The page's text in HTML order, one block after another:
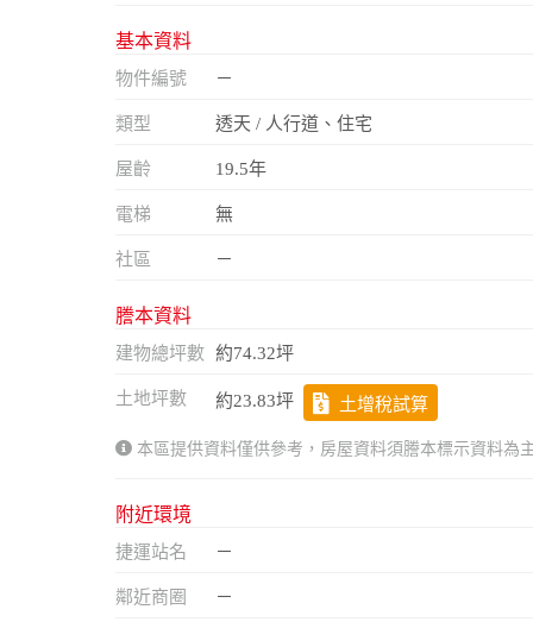
基本資料
物件編號 －
類型 透天 / 人行道、住宅
屋齡 19.5年
電梯 無
社區 －
謄本資料
建物總坪數 約74.32坪
土地坪數 約23.83坪 土增稅試算
本區提供資料僅供參考，房屋資料須謄本標示資料為
附近環境
捷運站名 －
鄰近商圈 －